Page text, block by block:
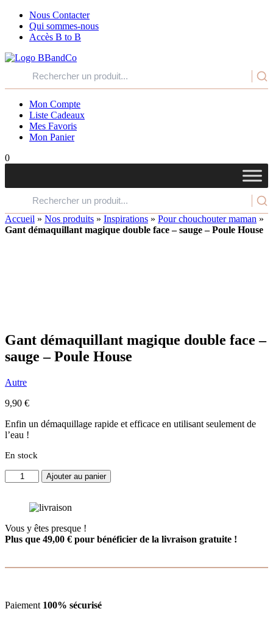
Nous Contacter
Qui sommes-nous
Accès B to B
Mon Compte
Liste Cadeaux
Mes Favoris
Mon Panier
0
Accueil » Nos produits » Inspirations » Pour chouchouter maman »
Gant démaquillant magique double face – sauge – Poule House
Gant démaquillant magique double face –
sauge – Poule House
Autre
9,90 €
Enfin un démaquillage rapide et efficace en utilisant seulement de
l’eau !
En stock
quantité
de
démaquillant
double
face
Ajouter au panier
Vous y êtes presque !
Plus que 49,00 € pour bénéficier de la livraison gratuite !
Paiement 100% sécurisé